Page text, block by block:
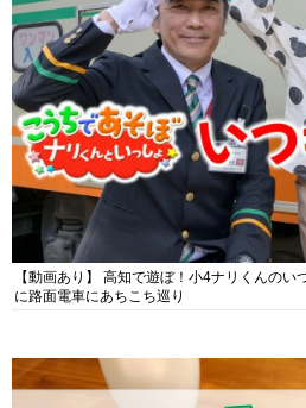
【動画あり】 高知で遊ぼ！小4ナリくんの
に路面電車にあちこち巡り